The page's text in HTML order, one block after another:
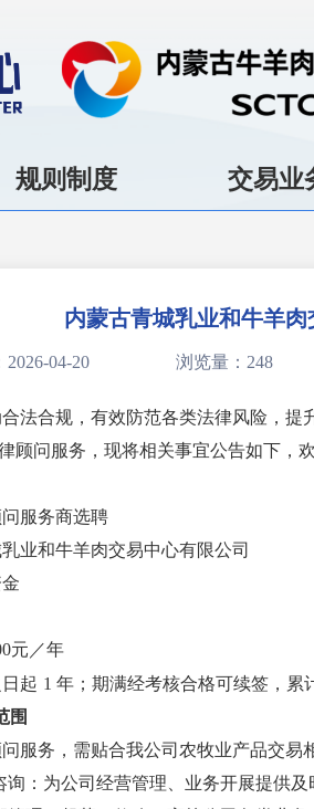
规则制度 交易业
内蒙古青城乳业和牛羊
04-20 浏览量：248
法合规，有效防范各类法律风险，
顾问服务，现将相关事宜公告如下，
服务商选聘
业和牛羊肉交易中心有限公司
元／年
起 1 年；期满经考核合格可续签，累
围
服务，需贴合我公司农牧业产品交易
询 ：为公司经营管理、业务开展提供